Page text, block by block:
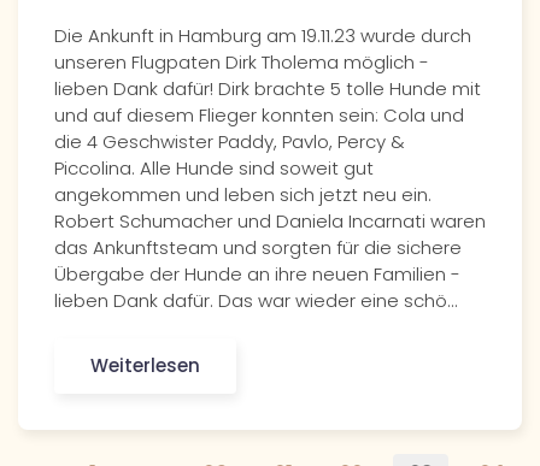
Die Ankunft in Hamburg am 19.11.23 wurde durch
unseren Flugpaten Dirk Tholema möglich -
lieben Dank dafür! Dirk brachte 5 tolle Hunde mit
und auf diesem Flieger konnten sein: Cola und
die 4 Geschwister Paddy, Pavlo, Percy &
Piccolina. Alle Hunde sind soweit gut
angekommen und leben sich jetzt neu ein.
Robert Schumacher und Daniela Incarnati waren
das Ankunftsteam und sorgten für die sichere
Übergabe der Hunde an ihre neuen Familien -
lieben Dank dafür. Das war wieder eine schö…
Weiterlesen